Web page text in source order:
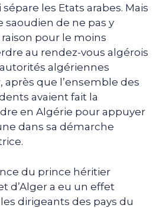
les Etats arabes. Mais
saoudien de ne pas y
pour le moins
au rendez-vous algérois
algériennes
que l’ensemble des
avaient fait la
en Algérie pour appuyer
dans sa démarche
du prince héritier
d’Alger a eu un effet
dirigeants des pays du